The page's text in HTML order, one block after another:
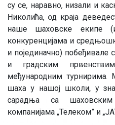
су се, наравно, низали и
Николића, од краја
наше шаховске
конкуренцијама и
и појединачно) побеђивале
и градским
међународним турнирима.
шаха у нашој школи, у
сарадња са
компанијама „Телеком” и